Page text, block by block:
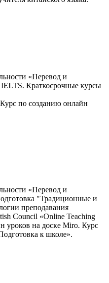
«Перевод и
Краткосрочные курсы
по созданию онлайн
«Перевод и
"Традиционные и
преподавания
Council «Online Teaching
уроков на доске Miro. Курс
к школе».